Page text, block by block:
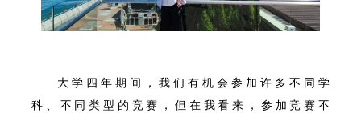
大学四年期间，我们有机会参加许多不同学
科、不同类型的竞赛，但在我看来，参加竞赛不